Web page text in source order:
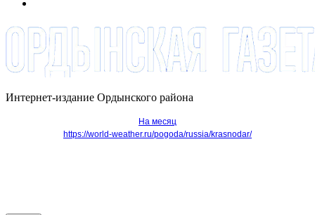
Интернет-издание Ордынского района
На месяц
https://world-weather.ru/pogoda/russia/krasnodar/